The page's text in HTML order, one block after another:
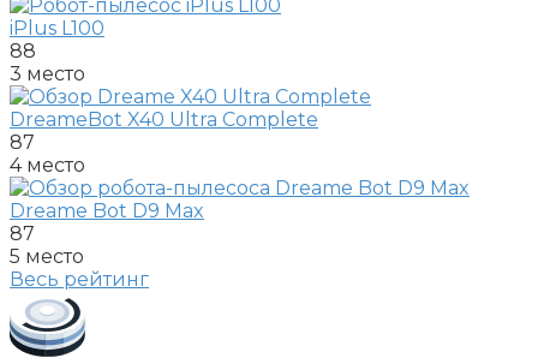
iPlus L100
88
3 место
DreameBot X40 Ultra Complete
87
4 место
Dreame Bot D9 Max
87
5 место
Весь рейтинг